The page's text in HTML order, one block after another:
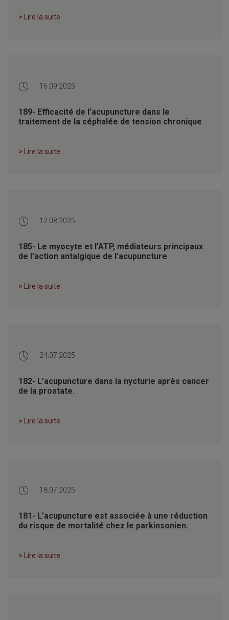
> Lire la suite
16.09.2025
189- Efficacité de l’acupuncture dans le
traitement de la céphalée de tension chronique
> Lire la suite
12.08.2025
185- Le myocyte et l’ATP, médiateurs principaux
de l’action antalgique de l’acupuncture
> Lire la suite
24.07.2025
182- L’acupuncture dans la nycturie après cancer
de la prostate.
> Lire la suite
18.07.2025
181- L’acupuncture est associée à une réduction
du risque de mortalité chez le parkinsonien.
> Lire la suite